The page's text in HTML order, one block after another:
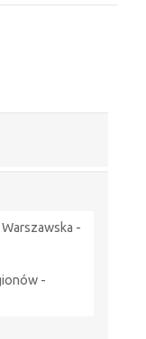
-
-